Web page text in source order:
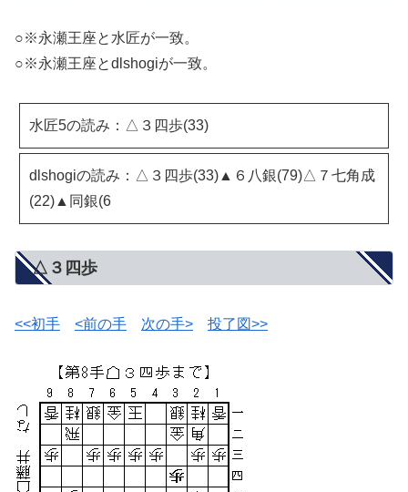
○※永瀬王座と水匠が一致。
○※永瀬王座とdlshogiが一致。
水匠5の読み：△３四歩(33)
dlshogiの読み：△３四歩(33)▲６八銀(79)△７七角成
(22)▲同銀(6
△３四歩
<<初手 <前の手 次の手> 投了図>>